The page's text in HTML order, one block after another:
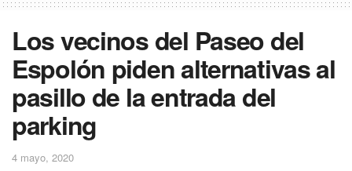
Los vecinos del Paseo del
Espolón piden alternativas al
pasillo de la entrada del
parking
4 mayo, 2020